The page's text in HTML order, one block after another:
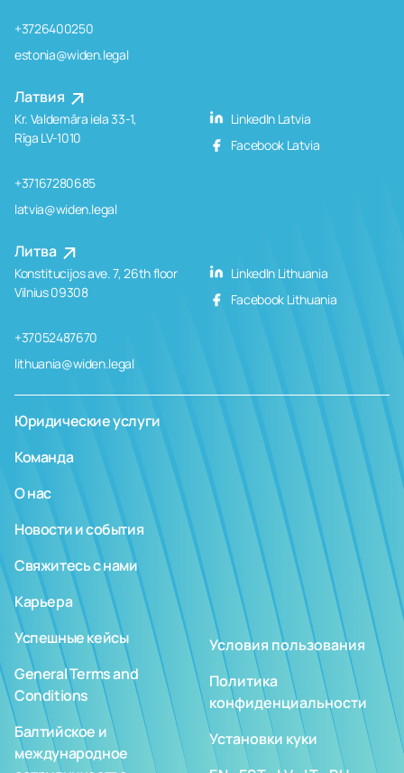
+3726400250
estonia@widen.legal
Латвия
Kr. Valdemāra iela 33-1,
Rīga LV-1010
+37167280685
latvia@widen.legal
LinkedIn Latvia
Facebook Latvia
Литва
Konstitucijos ave. 7, 26th floor
Vilnius 09308
+37052487670
lithuania@widen.legal
LinkedIn Lithuania
Facebook Lithuania
Юридические услуги
Команда
О нас
Новости и события
Свяжитесь с нами
Карьера
Успешные кейсы
General Terms and
Conditions
Балтийское и
международное
Условия пользования
Политика
конфиденциальности
Установки куки